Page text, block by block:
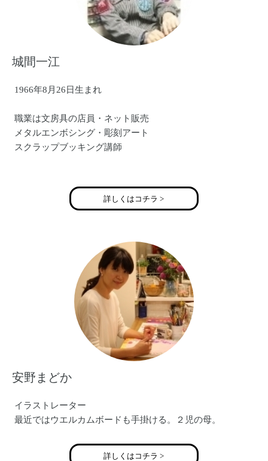
城間一江
1966年8月26日生まれ
職業は文房具の店員・ネット販売
メタルエンボシング・彫刻アート
スクラップブッキング講師
ZUZUは素材やモチーフにこだわったOrignal缶バッチやリメ
イク雑貨をひとつひとつ手作りしてます！
詳しくはコチラ >
安野まどか
イラストレーター
最近ではウエルカムボードも手掛ける。２児の母。
詳しくはコチラ >